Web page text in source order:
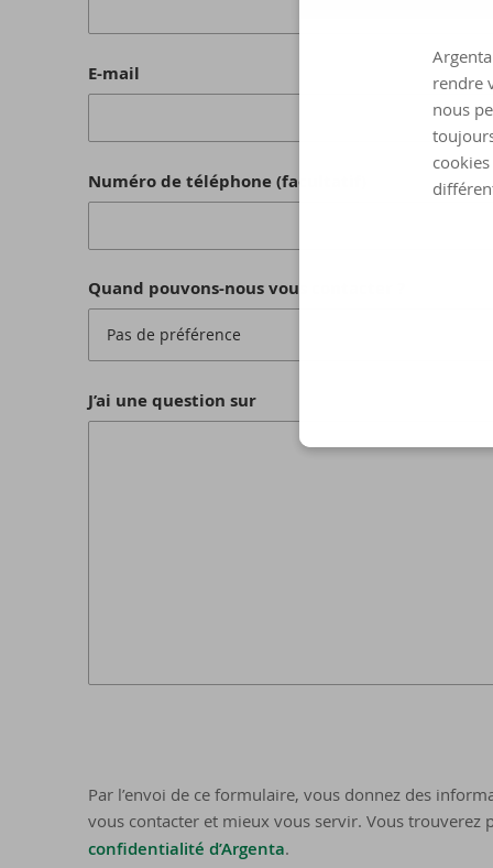
rendre
nous
E-mail
Numéro de téléphone (facultatif)
Quand pouvons-nous vous contacter ?
Pas de préférence
J’ai une question sur
Par l’envoi de ce formulaire, vous donnez des
vous contacter et mieux vous servir. Vous trouverez
confidentialité d’Argenta.